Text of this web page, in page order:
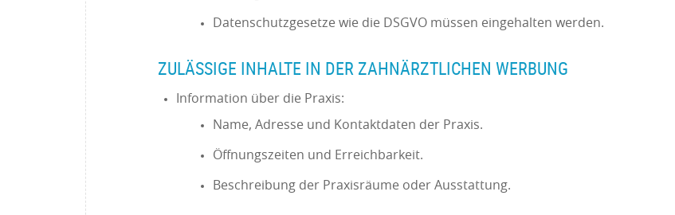
Datenschutzgesetze wie die DSGVO müssen eingehalten werden.
ZULÄSSIGE INHALTE IN DER ZAHNÄRZTLICHEN WERBUNG
Information über die Praxis:
Name, Adresse und Kontaktdaten der Praxis.
Öffnungszeiten und Erreichbarkeit.
Beschreibung der Praxisräume oder Ausstattung.